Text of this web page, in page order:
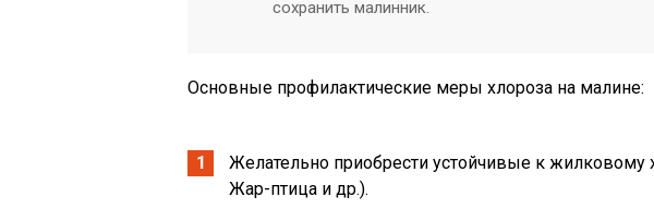
сохранить малинник.
Основные профилактические меры хлороза на малине:
Желательно приобрести устойчивые к жилковому
Жар-птица и др.).